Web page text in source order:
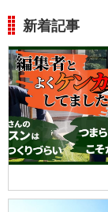
新着記事